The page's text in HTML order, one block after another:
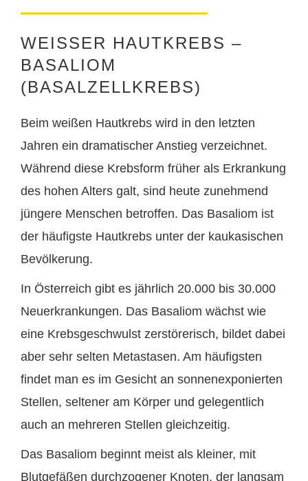
WEISSER HAUTKREBS – B
ASALIOM (
BASALZELLKREBS)
Beim weißen Hautkrebs wird in den letzten
Jahren ein dramatischer Anstieg verzeichnet.
Während diese Krebsform früher als Erkrankung
des hohen Alters galt, sind heute zunehmend
jüngere Menschen betroffen. Das Basaliom ist
der häufigste Hautkrebs unter der kaukasischen
Bevölkerung.
In Österreich gibt es jährlich 20.000 bis 30.000
Neuerkrankungen. Das Basaliom wächst wie
eine Krebsgeschwulst zerstörerisch, bildet dabei
aber sehr selten Metastasen. Am häufigsten
findet man es im Gesicht an sonnenexponierten
Stellen, seltener am Körper und gelegentlich
auch an mehreren Stellen gleichzeitig.
Das Basaliom beginnt meist als kleiner, mit
Blutgefäßen durchzogener Knoten, der langsam